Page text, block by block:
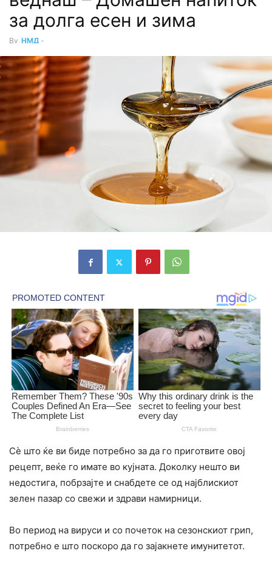
за долга есен и зима
By НМД -
Сè што ќе ви биде потребно за да го приготвите овој
рецепт, веќе го имате во кујната. Доколку нешто ви
недостига, побрзајте и снабдете се од најблискиот
зелен пазар со свежи и здрави намирници.
Во период на вируси и со почеток на сезонскиот грип,
потребно е што поскоро да го зајакнете имунитетот.